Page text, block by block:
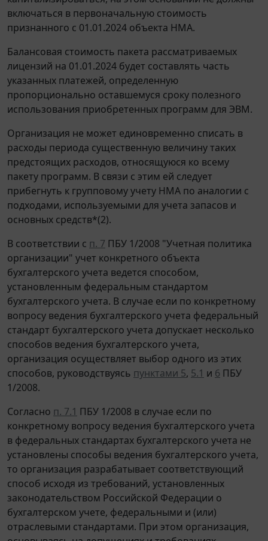
включаться в первоначальную стоимость
признанного с 01.01.2024 объекта НМА.
Балансовая стоимость пакета рассматриваемых
лицензий на 01.01.2024 будет составлять часть
указанных платежей, определенную
пропорционально оставшемуся сроку полезного
использования приобретенных программ для ЭВМ.
Организация не может единовременно списать в
расходы периода существенную величину таких
предстоящих расходов, относящуюся ко всему
пакету программ. В связи с этим ей следует
прибегнуть к групповому учету НМА по аналогии с
подходами, используемыми для учета запасов и
основных средств*(2).
В соответствии с п. 7 ПБУ 1/2008 "Учетная политика
организации" учет конкретного объекта
бухгалтерского учета ведется способом,
установленным федеральным стандартом
бухгалтерского учета. В случае если по конкретному
вопросу ведения бухгалтерского учета федеральный
стандарт бухгалтерского учета допускает несколько
способов ведения бухгалтерского учета,
организация осуществляет выбор одного из этих
способов, руководствуясь пунктами 5, 5.1 и 6 ПБУ
1/2008.
Согласно п. 7.1 ПБУ 1/2008 в случае если по
конкретному вопросу ведения бухгалтерского учета
в федеральных стандартах бухгалтерского учета не
установлены способы ведения бухгалтерского учета,
то организация разрабатывает соответствующий
способ исходя из требований, установленных
законодательством Российской Федерации о
бухгалтерском учете, федеральными и (или)
отраслевыми стандартами. При этом организация,